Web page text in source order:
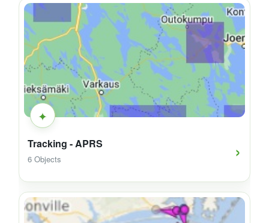
✦
Tracking - APRS
6 Objects ›